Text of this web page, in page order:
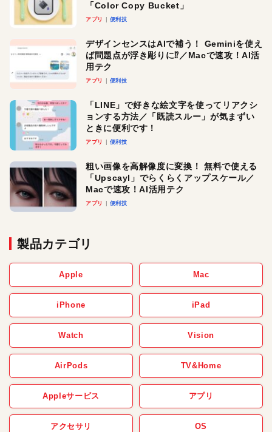
「Color Copy Bucket」
アプリ 便利技
デザインセンスはAIで補う！ Geminiを使え
ば問題点が浮き彫りに⁉︎／Macで速攻！AI活
用テク
アプリ 便利技
「LINE」で好きな絵文字を使ってリアクシ
ョンする方法／「既読スルー」が気まずい
ときに便利です！
アプリ 便利技
粗い画像を高解像度に変換！ 無料で使える
「Upscayl」でらくらくアップスケール／
Macで速攻！AI活用テク
アプリ 便利技
製品カテゴリ
Apple Mac
iPhone iPad
Watch Vision
AirPods TV&Home
Appleサービス アプリ
アクセサリ OS